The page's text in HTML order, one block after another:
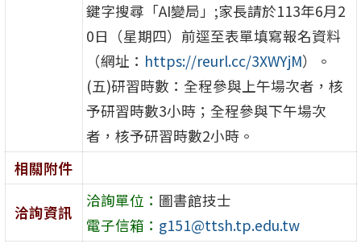
鍵字搜尋「AI變局」;家長請於113年6月2
0日（星期四）前逕至表單填寫報名資料
（網址： https://reurl.cc/3XWYjM）。
(五)研習時數：全程參與上午場次者，核
予研習時數3小時；全程參與下午場次
者，核予研習時數2小時。
相關附件
洽詢資訊
洽詢單位： 圖書館技士
電子信箱： g151@ttsh.tp.edu.tw